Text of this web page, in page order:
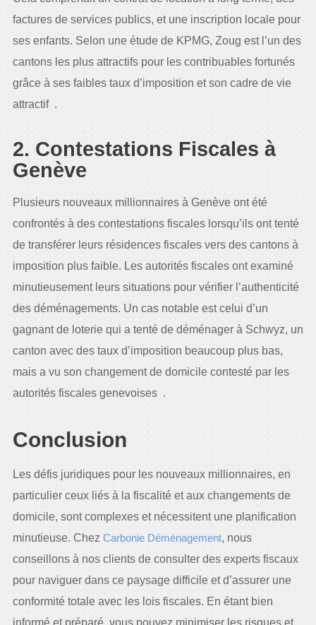
factures de services publics, et une inscription locale pour
ses enfants. Selon une étude de KPMG, Zoug est l’un des
cantons les plus attractifs pour les contribuables fortunés
grâce à ses faibles taux d’imposition et son cadre de vie
attractif .
2. Contestations Fiscales à
Genève
Plusieurs nouveaux millionnaires à Genève ont été
confrontés à des contestations fiscales lorsqu’ils ont tenté
de transférer leurs résidences fiscales vers des cantons à
imposition plus faible. Les autorités fiscales ont examiné
minutieusement leurs situations pour vérifier l’authenticité
des déménagements. Un cas notable est celui d’un
gagnant de loterie qui a tenté de déménager à Schwyz, un
canton avec des taux d’imposition beaucoup plus bas,
mais a vu son changement de domicile contesté par les
autorités fiscales genevoises .
Conclusion
Les défis juridiques pour les nouveaux millionnaires, en
particulier ceux liés à la fiscalité et aux changements de
domicile, sont complexes et nécessitent une planification
minutieuse. Chez Carbonie Déménagement, nous
conseillons à nos clients de consulter des experts fiscaux
pour naviguer dans ce paysage difficile et d’assurer une
conformité totale avec les lois fiscales. En étant bien
informé et préparé, vous pouvez minimiser les risques et